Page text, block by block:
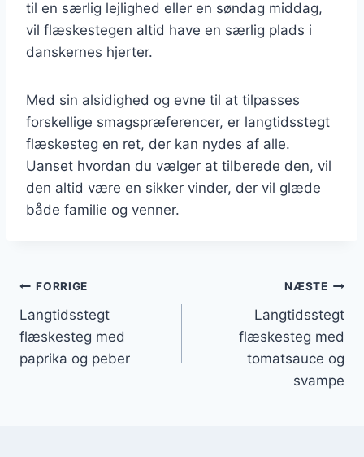
til en særlig lejlighed eller en søndag middag,
vil flæskestegen altid have en særlig plads i
danskernes hjerter.
Med sin alsidighed og evne til at tilpasses
forskellige smagspræferencer, er langtidsstegt
flæskesteg en ret, der kan nydes af alle.
Uanset hvordan du vælger at tilberede den, vil
den altid være en sikker vinder, der vil glæde
både familie og venner.
Indlægsnavigation
FORRIGE
Langtidsstegt
flæskesteg med
paprika og peber
NÆSTE
Langtidsstegt
flæskesteg med
tomatsauce og
svampe